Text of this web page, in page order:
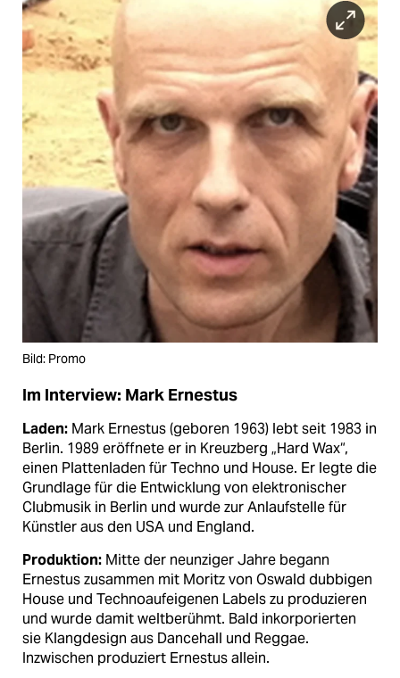
Bild: Promo
Im Interview: Mark Ernestus
Laden: Mark Ernestus (geboren 1963) lebt seit 1983 in
Berlin. 1989 eröffnete er in Kreuzberg „Hard Wax“,
einen Plattenladen für Techno und House. Er legte die
Grundlage für die Entwicklung von elektronischer
Clubmusik in Berlin und wurde zur Anlaufstelle für
Künstler aus den USA und England.
Produktion: Mitte der neunziger Jahre begann
Ernestus zusammen mit Moritz von Oswald dubbigen
House und Technoaufeigenen Labels zu produzieren
und wurde damit weltberühmt. Bald inkorporierten
sie Klangdesign aus Dancehall und Reggae.
Inzwischen produziert Ernestus allein.